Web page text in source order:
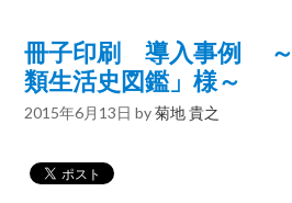
冊子印刷 導入事例 ～
類生活史図鑑」様～
2015年6月13日 by菊地 貴之